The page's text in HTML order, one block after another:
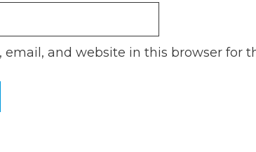
email, and website in this browser for